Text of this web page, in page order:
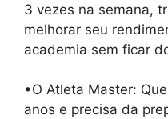
3 vezes na semana,
melhorar seu
academia sem ficar
•O Atleta Master:
anos e precisa da